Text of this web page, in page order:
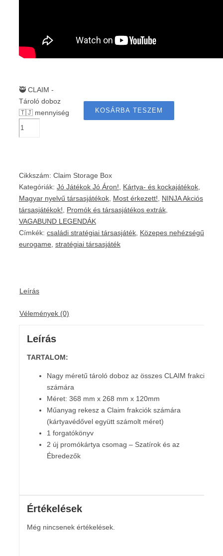
🥷 CLAIM -
Tároló doboz
🇹🇯 mennyiség
KOSÁRBA TESZEM
Cikkszám: Claim Storage Box
Kategóriák: Jó Játékok Jó Áron! Kártya- és kockajátékok
Magyar nyelvű társasjátékok Most érkezett!
NINJA Akciós
társasjátékok!
Promók és társasjátékos extrák
VAGABUND LEGENDÁK
Címkék: családi stratégiai társasjáték Közepes nehézségű
eurogame stratégiai társasjáték
Leírás
Vélemények (0)
Leírás
TARTALOM:
Nagy méretű tároló doboz az összes CLAIM frakció
számára
Méret: 368 mm x 268 mm x 120mm
Műanyag rekesz a Claim frakciók számára
(kártyavédővel együtt számolt méret)
1 forgatókönyv
2 új promókártya csomag – Szatírok és az
Ébredezők
Értékelések
Még nincsenek értékelések.